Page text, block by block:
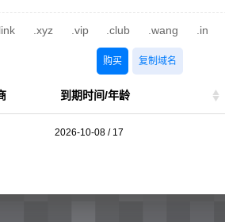
.link .xyz .vip .club .wang .in
购买 复制域名
到期时间/年龄
2026-10-08 / 17